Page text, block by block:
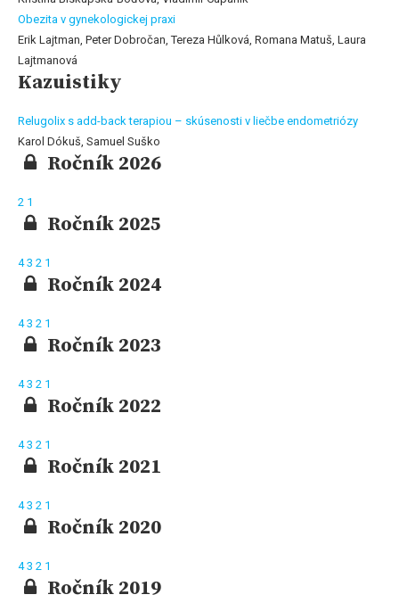
Obezita v gynekologickej praxi
Erik Lajtman, Peter Dobročan, Tereza Hůlková, Romana Matuš, Laura
Lajtmanová
Kazuistiky
Relugolix s add-back terapiou – skúsenosti v liečbe endometriózy
Karol Dókuš, Samuel Suško
Ročník 2026
2 1
Ročník 2025
43 2 1
Ročník 2024
43 2 1
Ročník 2023
43 2 1
Ročník 2022
43 2 1
Ročník 2021
43 2 1
Ročník 2020
43 2 1
Ročník 2019